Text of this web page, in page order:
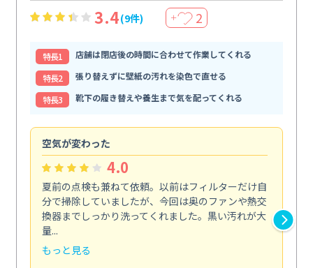
3.4(9件) ＋ 2
特⻑1
店舗は閉店後の時間に合わせて作業してくれる
特⻑2
張り替えずに壁紙の汚れを染色で直せる
特⻑3
靴下の履き替えや養生まで気を配ってくれる
空気が変わった
4.0
夏前の点検も兼ねて依頼。以前はフィルターだけ自
分で掃除していましたが、今回は奥のファンや熱交
換器までしっかり洗ってくれました。黒い汚れが大
量...
もっと見る